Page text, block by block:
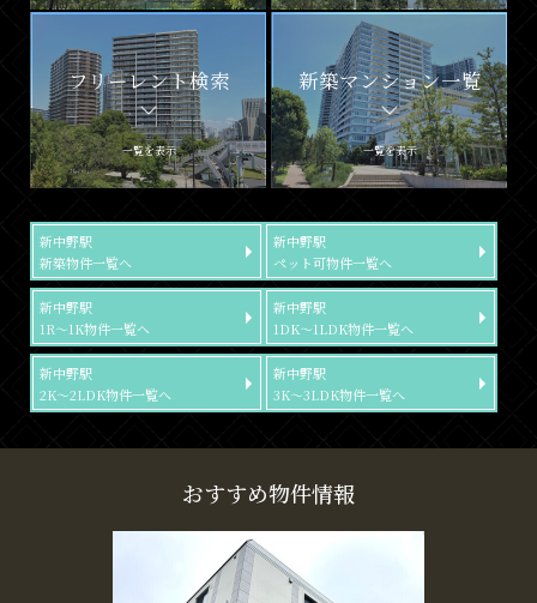
フリーレント検索
一覧を表示
新築マンション一覧
一覧を表示
新中野駅
新築物件一覧へ
新中野駅
ペット可物件一覧へ
新中野駅
1R～1K物件一覧へ
新中野駅
1DK～1LDK物件一覧へ
新中野駅
2K～2LDK物件一覧へ
新中野駅
3K～3LDK物件一覧へ
おすすめ物件情報